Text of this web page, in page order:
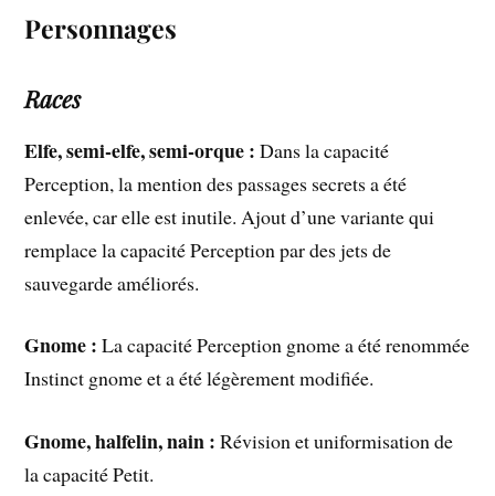
Personnages
Races
Elfe, semi-elfe, semi-orque : Dans la capacité
Perception, la mention des passages secrets a été
enlevée, car elle est inutile. Ajout d’une variante qui
remplace la capacité Perception par des jets de
sauvegarde améliorés.
Gnome : La capacité Perception gnome a été renommée
Instinct gnome et a été légèrement modifiée.
Gnome, halfelin, nain : Révision et uniformisation de
la capacité Petit.